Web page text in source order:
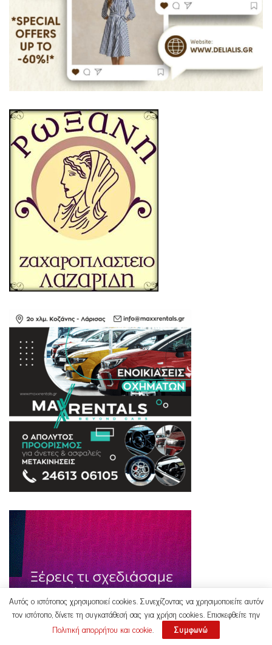
Αυτός ο ιστότοπος χρησιμοποιεί cookies. Συνεχίζοντας να χρησιμοποιείτε αυτόν
τον ιστότοπο, δίνετε τη συγκατάθεσή σας για χρήση cookies. Επισκεφθείτε την
Πολιτική απορρήτου και cookie. Συμφωνώ